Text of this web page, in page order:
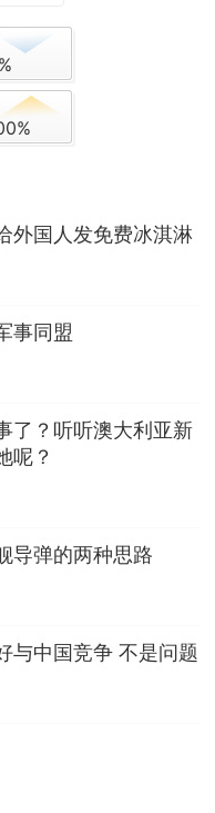
外国人发免费冰淇淋
事同盟
了？听听澳大利亚新
呢？
导弹的两种思路
与中国竞争 不是问题